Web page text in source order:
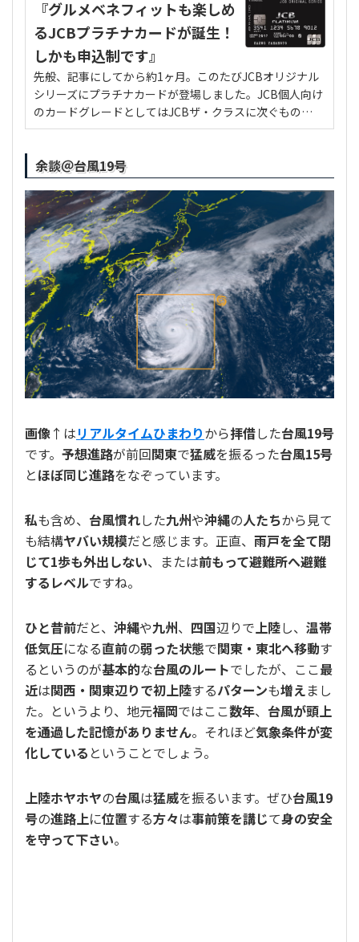
余談＠台風19号
画像↑はリアルタイムひまわりから拝借した台風19号
です。 予想進路が前回関東で猛威を振るった台風15号
とほぼ同じ進路をなぞっています。
私も含め、 台風慣れした九州や沖縄の人たちから見て
も結構ヤバい規模だと感じます。正直、 雨戸を全て閉
じて1歩も外出しない、または前もって避難所へ避難
するレベルですね。
ひと昔前だと、 沖縄や九州、 四国辺りで上陸し、 温帯
低気圧になる直前の弱った状態で関東・東北へ移動す
るというのが基本的な台風のルートでしたが、ここ最
近は関西・関東辺りで初上陸するパターンも増えまし
た。というより、地元福岡ではここ数年、 台風が頭上
を通過した記憶がありません。それほど気象条件が変
化している ということでしょう。
上陸ホヤホヤの台風は猛威を振るいます。ぜひ台風19
号の進路上に位置する方々は事前策を講じて身の安全
を守って下さい。